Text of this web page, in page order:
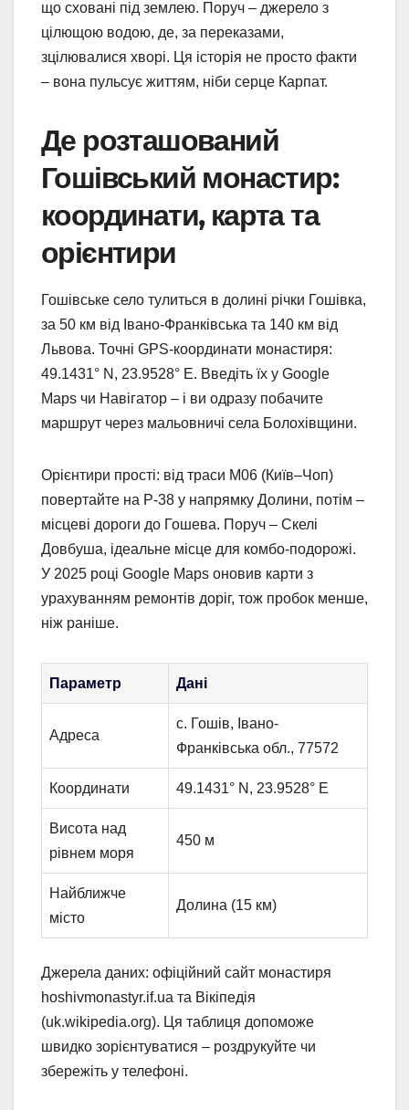
що сховані під землею. Поруч – джерело з
цілющою водою, де, за переказами,
зцілювалися хворі. Ця історія не просто факти
– вона пульсує життям, ніби серце Карпат.
Де розташований
Гошівський монастир:
координати, карта та
орієнтири
Гошівське село тулиться в долині річки Гошівка,
за 50 км від Івано-Франківська та 140 км від
Львова. Точні GPS-координати монастиря:
49.1431° N, 23.9528° E. Введіть їх у Google
Maps чи Навігатор – і ви одразу побачите
маршрут через мальовничі села Болохівщини.
Орієнтири прості: від траси М06 (Київ–Чоп)
повертайте на Р-38 у напрямку Долини, потім –
місцеві дороги до Гошева. Поруч – Скелі
Довбуша, ідеальне місце для комбо-подорожі.
У 2025 році Google Maps оновив карти з
урахуванням ремонтів доріг, тож пробок менше,
ніж раніше.
Параметр Дані
Адреса
с. Гошів, Івано-
Франківська обл., 77572
Координати 49.1431° N, 23.9528° E
Висота над
рівнем моря
450 м
Найближче
місто
Долина (15 км)
Джерела даних: офіційний сайт монастиря
hoshivmonastyr.if.ua та Вікіпедія
(uk.wikipedia.org). Ця таблиця допоможе
швидко зорієнтуватися – роздрукуйте чи
збережіть у телефоні.